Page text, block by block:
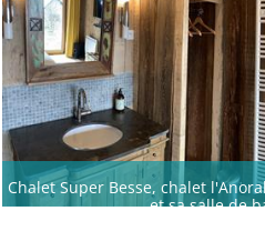
Chalet Super Besse, chalet
et sa salle de